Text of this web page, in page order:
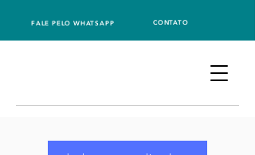
FALE PELO WHATSAPP CONTATO